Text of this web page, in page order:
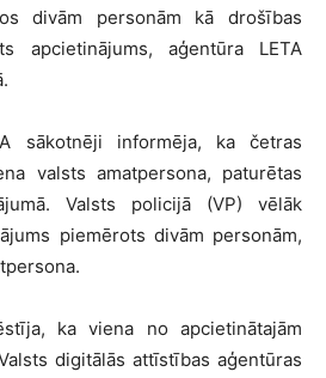
divām personām kā drošības
apcietinājums, aģentūra LETA
sākotnēji informēja, ka četras
valsts amatpersona, paturētas
Valsts policijā (VP) vēlāk
piemērots divām personām,
ka viena no apcietinātajām
digitālās attīstības aģentūras